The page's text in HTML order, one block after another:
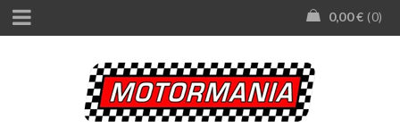
0,00€ 0